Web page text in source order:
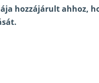
hozzájárult ahhoz,